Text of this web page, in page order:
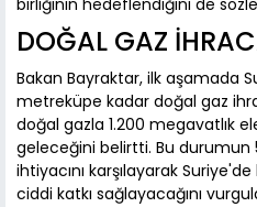
birliğinin hedeflendiğini de
DOĞAL GAZ
Bakan Bayraktar, ilk aşamada
metreküpe kadar doğal gaz
doğal gazla 1.200 megavatlık
geleceğini belirtti. Bu
ihtiyacını karşılayarak
ciddi katkı sağlayacağını